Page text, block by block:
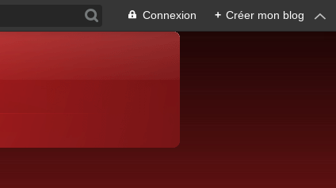
Connexion + Créer mon blog